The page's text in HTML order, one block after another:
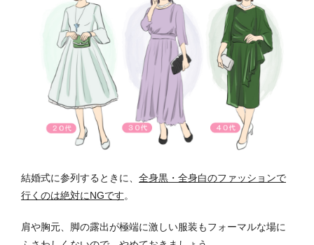
結婚式に参列するときに、 全身黒・全身白のファッションで
行くのは絶対にNGです。
肩や胸元、脚の露出が極端に激しい服装もフォーマルな場に